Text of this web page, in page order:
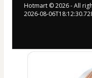
Hotmart ©2026- All
2026-08-